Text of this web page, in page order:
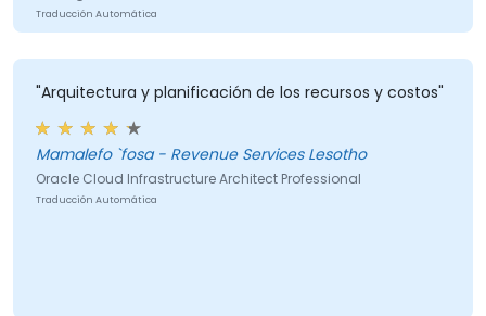
Traducción Automática
"Arquitectura y planificación de los recursos y costos"
Mamalefo `fosa - Revenue Services Lesotho
Oracle Cloud Infrastructure Architect Professional
Traducción Automática